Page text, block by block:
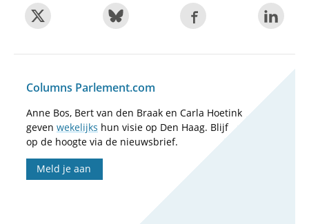
Columns Parlement.com
Anne Bos, Bert van den Braak en Carla Hoetink
geven wekelijks hun visie op Den Haag. Blijf
op de hoogte via de nieuwsbrief.
Meld je aan